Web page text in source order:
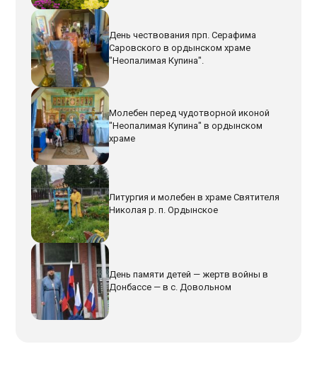
День чествования прп. Серафима
Саровского в ордынском храме
"Неопалимая Купина".
Молебен перед чудотворной иконой
"Неопалимая Купина" в ордынском
храме
Литургия и молебен в храме Святителя
Николая р. п. Ордынское
День памяти детей — жертв войны в
Донбассе — в с. Довольном